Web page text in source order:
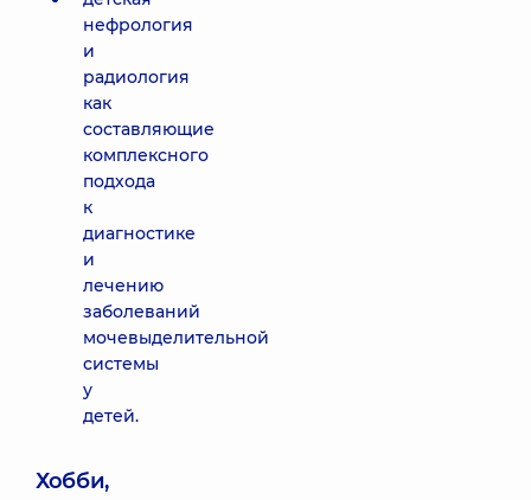
нефрология
и
радиология
как
составляющие
комплексного
подхода
к
диагностике
и
лечению
заболеваний
мочевыделительной
системы
у
детей.
Хобби,